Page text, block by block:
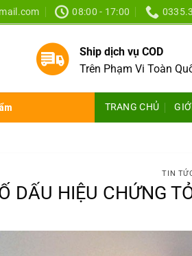
08:00 - 17:00
Ship dịch vụ COD
Trên Phạm Vi Toàn
TRANG CHỦ
TIN
DẤU HIỆU CHỨNG